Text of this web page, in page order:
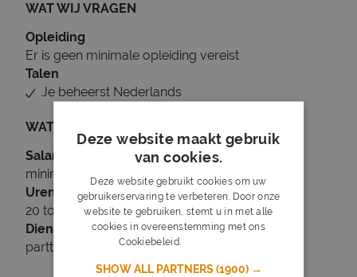
WAT WIJ VRAGEN
Opleiding
Er is geen minimale opleiding vereist
Talen
Je beheerst Nederlands
WAT WIJ BIEDEN
Salaris
minimaal € 16
Uren
20 tot 40 uur per week
Dienstverband
parttime
Deze website maakt gebruik
van cookies.
Deze website gebruikt cookies om uw
gebruikerservaring te verbeteren. Door onze
website te gebruiken, stemt u in met alle
cookies in overeenstemming met ons
Cookiebeleid.
SHOW ALL PARTNERS(1900) →